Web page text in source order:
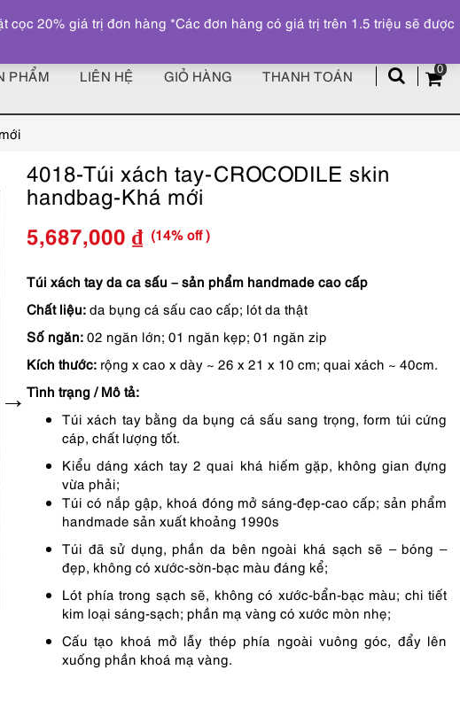
z
0
PHẨM LIÊN HỆ GIỎ HÀNG THANH TOÁN
4018-Túi xách tay-CROCODILE skin
handbag-Khá mới
Giá
gốc
là:
6,690,000 ₫.
5,687,000 ₫
Giá
hiện
tại
là:
5,687,000 ₫.
(14% off )
Túi xách tay da ca sấu – sản phẩm handmade cao cấp
Chất liệu: da bụng cá sấu cao cấp; lót da thật
Số ngăn: 02 ngăn lớn; 01 ngăn kẹp; 01 ngăn zip
Kích thước: rộng x cao x dày ~ 26 x 21 x 10 cm; quai xách ~ 40cm.
Tình trạng / Mô tả:
Túi xách tay bằng da bụng cá sấu sang trọng, form túi cứng
cáp, chất lượng tốt.
Kiểu dáng xách tay 2 quai khá hiếm gặp, không gian đựng
vừa phải;
Túi có nắp gập, khoá đóng mở sáng-đẹp-cao cấp; sản phẩm
handmade sản xuất khoảng 1990s
Túi đã sử dụng, phần da bên ngoài khá sạch sẽ – bóng –
đẹp, không có xước-sờn-bạc màu đáng kể;
Lót phía trong sạch sẽ, không có xước-bẩn-bạc màu; chi tiết
kim loại sáng-sạch; phần mạ vàng có xước mòn nhẹ;
Cấu tạo khoá mở lẫy thép phía ngoài vuông góc, đẩy lên
xuống phần khoá mạ vàng.
20% giá trị đơn hàng *Các đơn hàng có giá trị trên 1.5 triệu sẽ được